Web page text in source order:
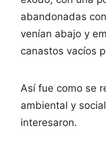
abandonadas
venían abajo y
canastos vacíos
Así fue como se
ambiental y
interesaron.